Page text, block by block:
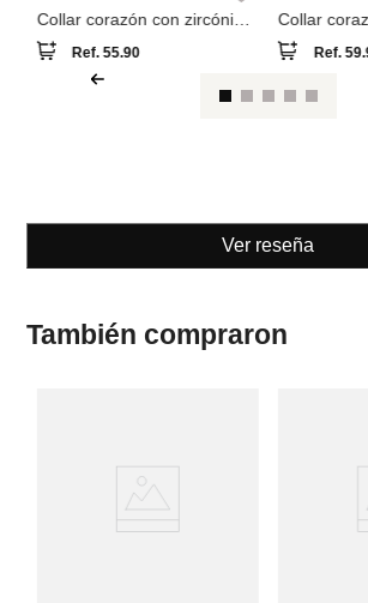
Collar corazón con zircónia
baño de oro 18k
Ref.55.90
Collar
baño de oro
Ref.
Ver reseña
También compraron